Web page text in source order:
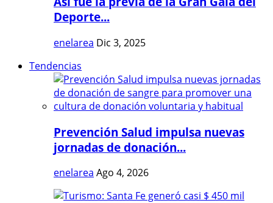
Deporte...
enelarea Dic 3, 2025
Tendencias
Prevención Salud impulsa nuevas
jornadas de donación...
enelarea Ago 4, 2026